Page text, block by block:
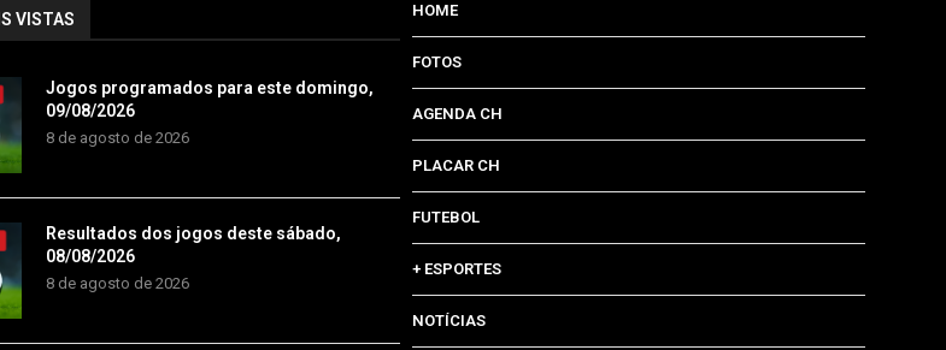
VISTAS
Jogos programados para este domingo,
09/08/2026
8 de agosto de 2026
Resultados dos jogos deste sábado,
08/08/2026
8 de agosto de 2026
HOME
FOTOS
AGENDA CH
PLACAR CH
FUTEBOL
+ ESPORTES
NOTÍCIAS